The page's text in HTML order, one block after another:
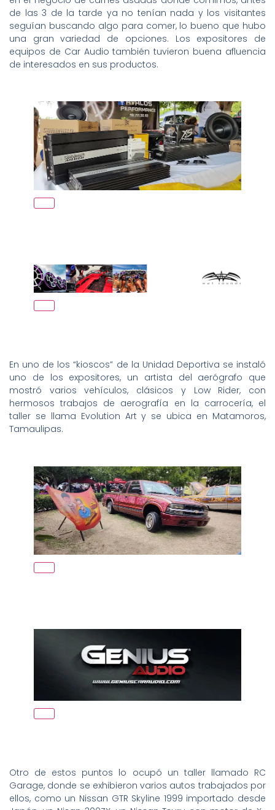
de las 3 de la tarde ya no tenían nada y los visitantes
seguían buscando algo para comer, lo bueno que hubo
una gran variedad de opciones. Los expositores de
equipos de Car Audio también tuvieron buena afluencia
de interesados en sus productos.
En uno de los “kioscos” de la Unidad Deportiva se instaló
uno de los expositores, un artista del aerógrafo que
mostró varios vehículos, clásicos y Low Rider, con
hermosos trabajos de aerografía en la carrocería, el
taller se llama Evolution Art y se ubica en Matamoros,
Tamaulipas.
Otro de estos puntos lo ocupó un taller llamado RC
Garage, donde se exhibieron varios autos trabajados por
ellos, como un Nissan GTR Skyline 1999 importado desde